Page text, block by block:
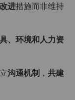
进措施而非维持
、环境和人力资
沟通机制 ， 共建